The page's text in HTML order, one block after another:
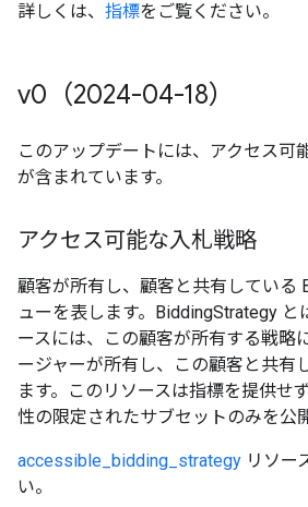
詳しくは、 指標をご覧ください。
v0（2024-04-18）
このアップデートには、アクセス可
が含まれています。
アクセス可能な入札戦略
顧客が所有し、顧客と共有している
ューを表します。BiddingStrategy と
ースには、この顧客が所有する戦略
ージャーが所有し、この顧客と共有
ます。このリソースは指標を提供せ
性の限定されたサブセットのみを公
accessible_bidding_strategy リソー
い。